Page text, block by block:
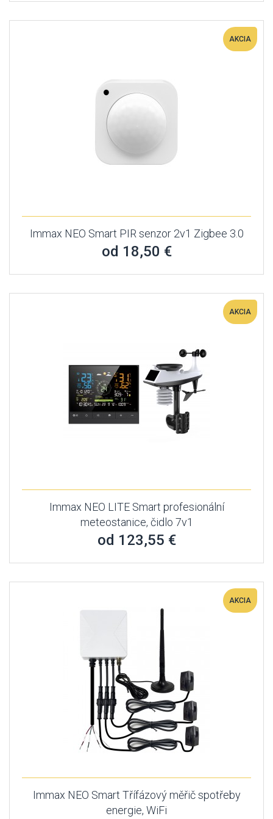
AKCIA
Immax NEO Smart PIR senzor 2v1 Zigbee 3.0
od 18,50 €
AKCIA
Immax NEO LITE Smart profesionální
meteostanice, čidlo 7v1
od 123,55 €
AKCIA
Immax NEO Smart Třífázový měřič spotřeby
energie, WiFi